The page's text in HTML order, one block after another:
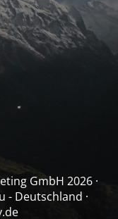
GmbH 2026 ·
- Deutschland ·